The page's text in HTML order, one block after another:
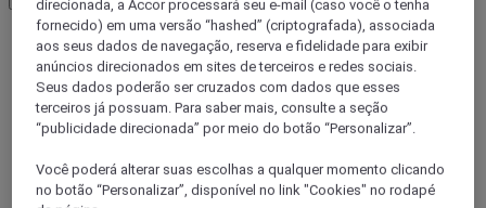
direcionada, a Accor processará seu e-mail (caso você o tenha
fornecido) em uma versão “hashed” (criptografada), associada
aos seus dados de navegação, reserva e fidelidade para exibir
anúncios direcionados em sites de terceiros e redes sociais.
Seus dados poderão ser cruzados com dados que esses
terceiros já possuam. Para saber mais, consulte a seção
“publicidade direcionada” por meio do botão “Personalizar”.
Você poderá alterar suas escolhas a qualquer momento clicando
no botão “Personalizar”, disponível no link "Cookies" no rodapé